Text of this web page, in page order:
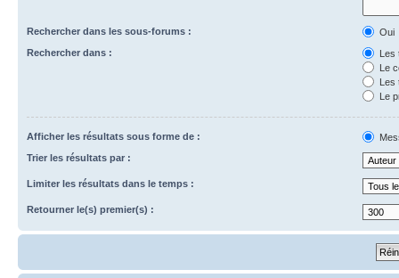
Rechercher dans les sous-forums :
Oui
Rechercher dans :
Les
Le
Les
Le
Afficher les résultats sous forme de :
Trier les résultats par :
Limiter les résultats dans le temps :
Retourner le(s) premier(s) :